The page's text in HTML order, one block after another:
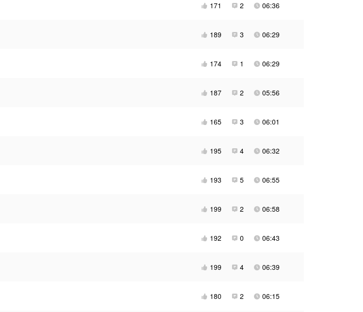
 171  2  06:36
 189  3  06:29
 174  1  06:29
 187  2  05:56
 165  3  06:01
 195  4  06:32
 193  5  06:55
 199  2  06:58
 192  0  06:43
 199  4  06:39
 180  2  06:15